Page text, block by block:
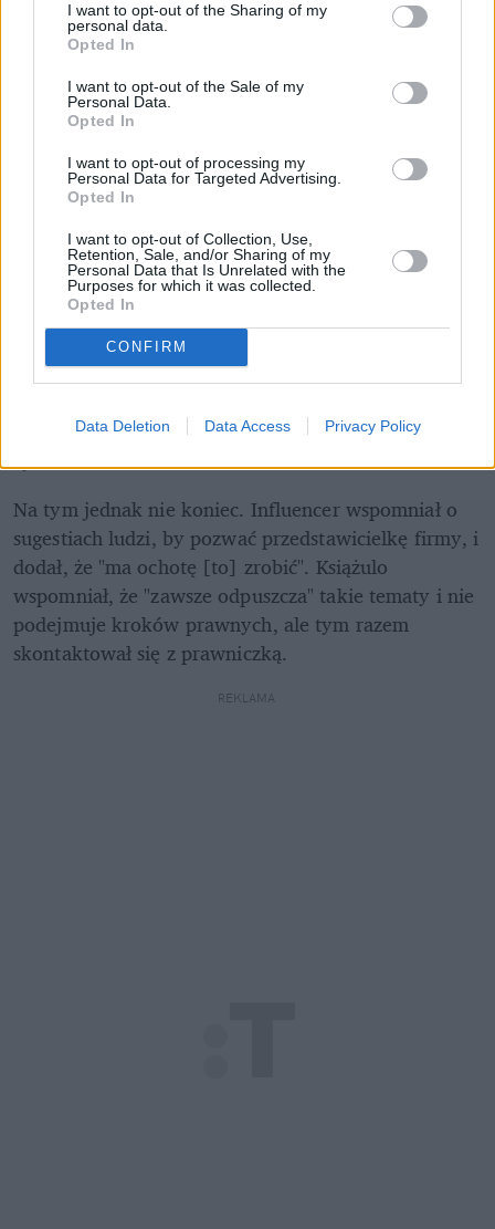
I want to opt-out of the Sharing of my
personal data.
Opted In
I want to opt-out of the Sale of my
Personal Data.
Opted In
I want to opt-out of processing my
Personal Data for Targeted Advertising.
Opted In
I want to opt-out of Collection, Use,
Retention, Sale, and/or Sharing of my
Personal Data that Is Unrelated with the
Purposes for which it was collected.
Opted In
CONFIRM
Data Deletion Data Access Privacy Policy
Domowy obiad od podstaw bez stania
godzinami w kuchni? Sprawdziłam,
W dalszej części dodał: – Ja nikogo nie oszukuję, a to
by było oszustwo. I ten zarzut jest poniżej pasa, jest
taki marny. To jest chyba najgorsza reakcja w całej
mojej karierze na YouTubie – firmy, restauracji,
które mi nie smakowały. To jest najgorsza reakcja w
życiu.
Na tym jednak nie koniec. Influencer wspomniał o
sugestiach ludzi, by pozwać przedstawicielkę firmy, i
dodał, że "ma ochotę [to] zrobić". Książulo
wspomniał, że "zawsze odpuszcza" takie tematy i nie
podejmuje kroków prawnych, ale tym razem
skontaktował się z prawniczką.
REKLAMA